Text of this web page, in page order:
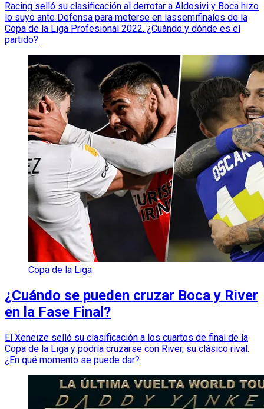
Racing selló su clasificación al derrotar a Aldosivi y Boca hizo
lo suyo ante Defensa para meterse en lassemifinales de la
Copa de la Liga Profesional 2022. ¿Cuándo y dónde es el
partido?
Copa de la Liga
¿Cuándo se pueden cruzar Boca y River
en la Fase Final?
El Xeneize selló su clasificación a los cuartos de final de la
Copa de la Liga y podría cruzarse con River, su clásico rival.
¿En qué momento se puede dar?